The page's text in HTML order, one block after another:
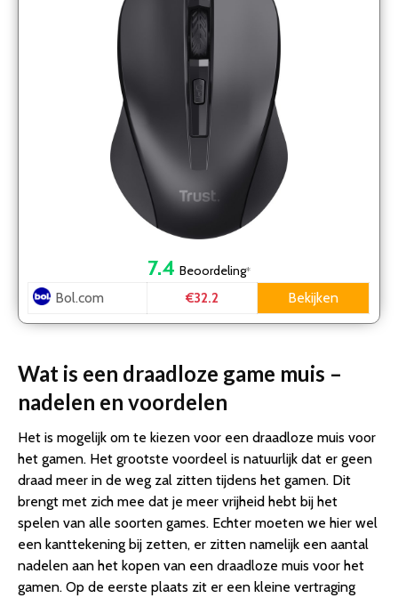
7.4 Beoordeling*
Bol.com €32.2 Bekijken
Wat is een draadloze game muis –
nadelen en voordelen
Het is mogelijk om te kiezen voor een draadloze muis voor
het gamen. Het grootste voordeel is natuurlijk dat er geen
draad meer in de weg zal zitten tijdens het gamen. Dit
brengt met zich mee dat je meer vrijheid hebt bij het
spelen van alle soorten games. Echter moeten we hier wel
een kanttekening bij zetten, er zitten namelijk een aantal
nadelen aan het kopen van een draadloze muis voor het
gamen. Op de eerste plaats zit er een kleine vertraging